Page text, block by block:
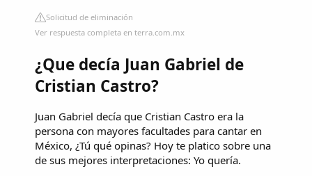
Solicitud de eliminación
Ver respuesta completa en terra.com.mx
¿Que decía Juan Gabriel de
Cristian Castro?
Juan Gabriel decía que Cristian Castro era la
persona con mayores facultades para cantar en
México, ¿Tú qué opinas? Hoy te platico sobre una
de sus mejores interpretaciones: Yo quería.